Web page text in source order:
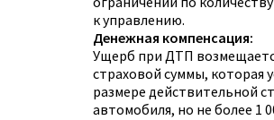
к управлению.
Денежная компенсация:
Ущерб при ДТП
страховой суммы, которая
размере действительной
автомобиля, но не более 1